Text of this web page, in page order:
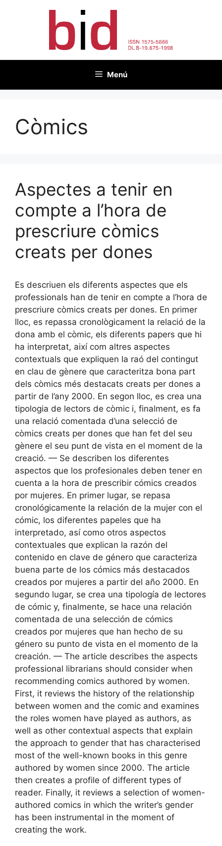
Menú
Còmics
Aspectes a tenir en
compte a l’hora de
prescriure còmics
creats per dones
Es descriuen els diferents aspectes que els
professionals han de tenir en compte a l’hora de
prescriure còmics creats per dones. En primer
lloc, es repassa cronològicament la relació de la
dona amb el còmic, els diferents papers que hi
ha interpretat, així com altres aspectes
contextuals que expliquen la raó del contingut
en clau de gènere que caracteritza bona part
dels còmics més destacats creats per dones a
partir de l’any 2000. En segon lloc, es crea una
tipologia de lectors de còmic i, finalment, es fa
una relació comentada d’una selecció de
còmics creats per dones que han fet del seu
gènere el seu punt de vista en el moment de la
creació. — Se describen los diferentes
aspectos que los profesionales deben tener en
cuenta a la hora de prescribir cómics creados
por mujeres. En primer lugar, se repasa
cronológicamente la relación de la mujer con el
cómic, los diferentes papeles que ha
interpretado, así como otros aspectos
contextuales que explican la razón del
contenido en clave de género que caracteriza
buena parte de los cómics más destacados
creados por mujeres a partir del año 2000. En
segundo lugar, se crea una tipología de lectores
de cómic y, finalmente, se hace una relación
comentada de una selección de cómics
creados por mujeres que han hecho de su
género su punto de vista en el momento de la
creación. — The article describes the aspects
professional librarians should consider when
recommending comics authored by women.
First, it reviews the history of the relationship
between women and the comic and examines
the roles women have played as authors, as
well as other contextual aspects that explain
the approach to gender that has characterised
most of the well-known books in this genre
authored by women since 2000. The article
then creates a profile of different types of
reader. Finally, it reviews a selection of women-
authored comics in which the writer’s gender
has been instrumental in the moment of
creating the work.